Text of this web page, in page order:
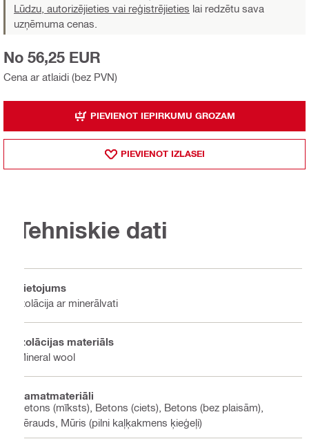
Lūdzu, autorizējieties vai reģistrējieties lai redzētu sava
uzņēmuma cenas.
Cena ar atlaidi (bez PVN)
No 56,25 EUR
PIEVIENOT IEPIRKUMU GROZAM
PIEVIENOT IZLASEI
Tehniskie dati
Lietojums
Izolācija ar minerālvati
Izolācijas materiāls
Mineral wool
Pamatmateriāli
Betons (mīksts), Betons (ciets), Betons (bez plaisām),
Tērauds, Mūris (pilni kaļķakmens ķieģeļi)